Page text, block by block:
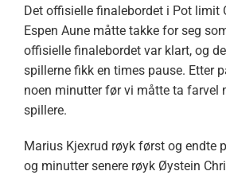
Det offisielle finalebordet i Pot limit
Espen Aune måtte takke for seg
offisielle finalebordet var klart, og
spillerne fikk en times pause. Etter
noen minutter før vi måtte ta farvel
spillere.
Marius Kjexrud røyk først og endte
og minutter senere røyk Øystein